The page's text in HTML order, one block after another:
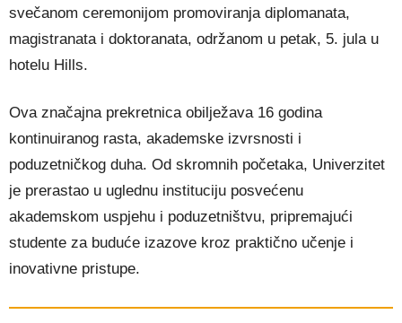
svečanom ceremonijom promoviranja diplomanata,
magistranata i doktoranata, održanom u petak, 5. jula u
hotelu Hills.
Ova značajna prekretnica obilježava 16 godina
kontinuiranog rasta, akademske izvrsnosti i
poduzetničkog duha. Od skromnih početaka, Univerzitet
je prerastao u uglednu instituciju posvećenu
akademskom uspjehu i poduzetništvu, pripremajući
studente za buduće izazove kroz praktično učenje i
inovativne pristupe.